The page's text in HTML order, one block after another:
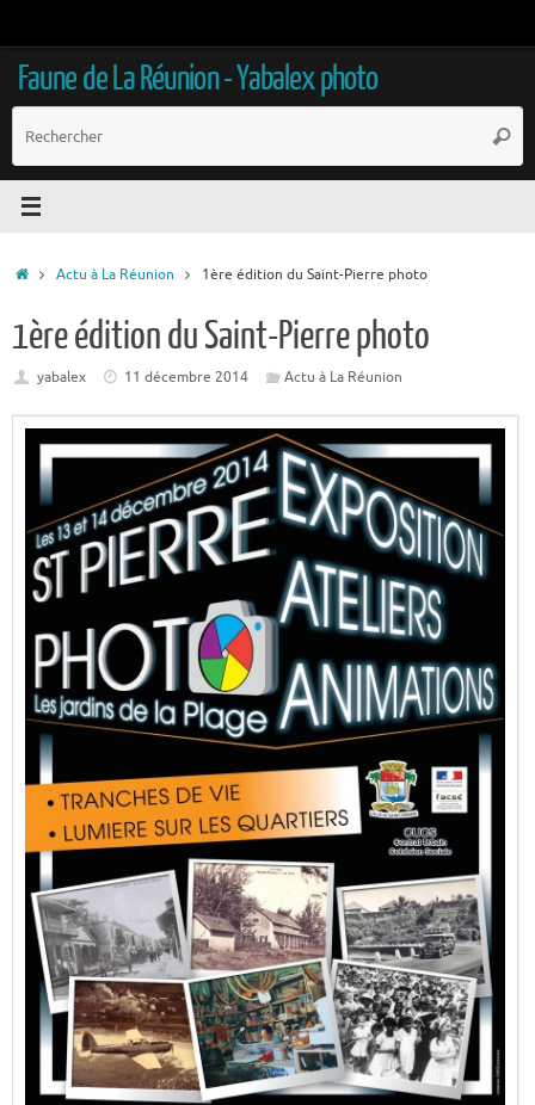
contenu
Faune de La Réunion - Yabalex photo
:
Accueil
Actu à La Réunion 1ère édition du Saint-Pierre photo
1ère édition du Saint-Pierre photo
yabalex 11 décembre 2014 Actu à La Réunion